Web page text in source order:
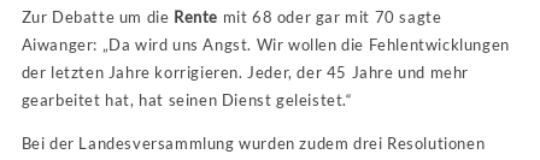
Zur Debatte um die Rente mit 68 oder gar mit 70 sagte
Aiwanger: „Da wird uns Angst. Wir wollen die Fehlentwicklungen
der letzten Jahre korrigieren. Jeder, der 45 Jahre und mehr
gearbeitet hat, hat seinen Dienst geleistet.“
Bei der Landesversammlung wurden zudem drei Resolutionen